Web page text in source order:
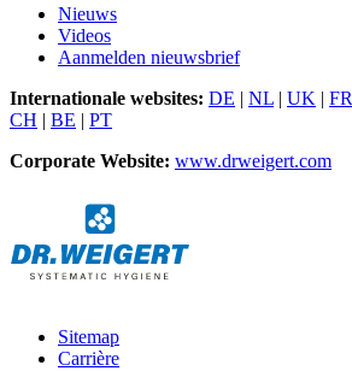
Nieuws
Videos
Aanmelden nieuwsbrief
Internationale websites: DE | NL | UK | FR
CH | BE | PT
Corporate Website: www.drweigert.com
Sitemap
Carrière